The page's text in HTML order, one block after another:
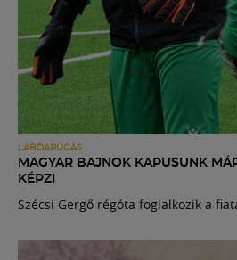
LABDARÚGÁS
MAGYAR BAJNOK KAPUSUNK
KÉPZI
Szécsi Gergő régóta foglalkozik a